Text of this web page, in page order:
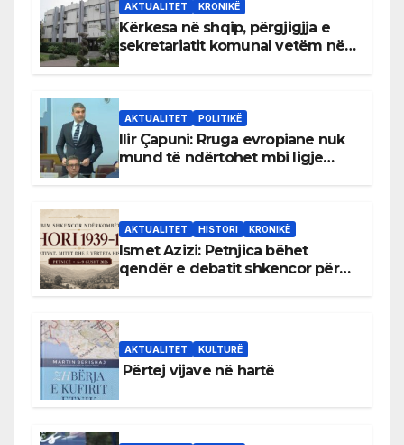
AKTUALITET KRONIKË
Kërkesa në shqip, përgjigjja e
sekretariatit komunal vetëm në
AKTUALITET POLITIKË
Ilir Çapuni: Rruga evropiane nuk
mund të ndërtohet mbi ligje
AKTUALITET HISTORI KRONIKË
Ismet Azizi: Petnjica bëhet
qendër e debatit shkencor për
AKTUALITET KULTURË
Përtej vijave në hartë